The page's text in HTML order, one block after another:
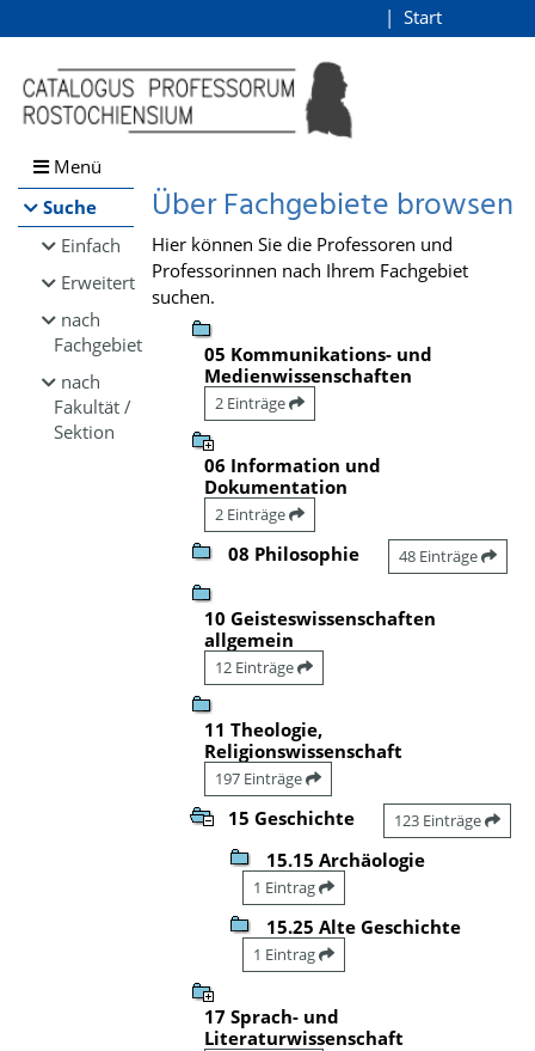
Browsen
direkt zum Inhalt
Start
Menü
Suche
Einfach
Erweitert
nach
Fachgebiet
nach
Fakultät /
Sektion
Über Fachgebiete browsen
Hier können Sie die Professoren und
Professorinnen nach Ihrem Fachgebiet
suchen.
05 Kommunikations- und
Medienwissenschaften
2 Einträge
06 Information und
Dokumentation
2 Einträge
08 Philosophie 48 Einträge
10 Geisteswissenschaften
allgemein
12 Einträge
11 Theologie,
Religionswissenschaft
197 Einträge
15 Geschichte 123 Einträge
15.15 Archäologie
1 Eintrag
15.25 Alte Geschichte
1 Eintrag
17 Sprach- und
Literaturwissenschaft